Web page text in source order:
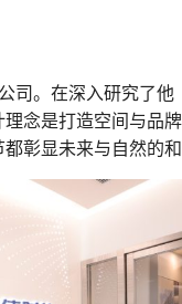
司。在深入研究了他
念是打造空间与品牌
彰显未来与自然的和